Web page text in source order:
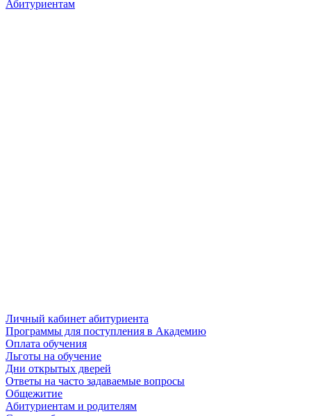
Абитуриентам
Личный кабинет абитуриента
Программы для поступления в Академию
Оплата обучения
Льготы на обучение
Дни открытых дверей
Ответы на часто задаваемые вопросы
Общежитие
Абитуриентам и родителям